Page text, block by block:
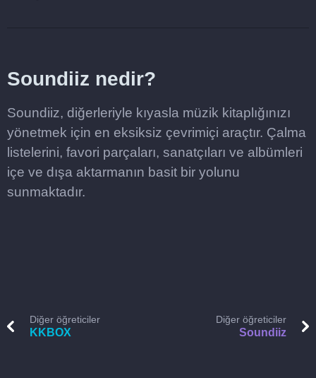
Soundiiz nedir?
Soundiiz, diğerleriyle kıyasla müzik kitaplığınızı
yönetmek için en eksiksiz çevrimiçi araçtır. Çalma
listelerini, favori parçaları, sanatçıları ve albümleri
içe ve dışa aktarmanın basit bir yolunu
sunmaktadır.
Diğer öğreticiler
KKBOX
Diğer öğreticiler
Soundiiz